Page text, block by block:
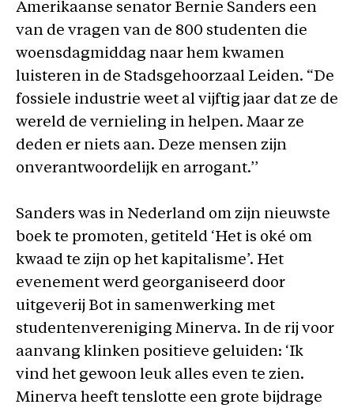
Amerikaanse senator Bernie Sanders een
van de vragen van de 800 studenten die
woensdagmiddag naar hem kwamen
luisteren in de Stadsgehoorzaal Leiden. “De
fossiele industrie weet al vijftig jaar dat ze de
wereld de vernieling in helpen. Maar ze
deden er niets aan. Deze mensen zijn
onverantwoordelijk en arrogant.’’
Sanders was in Nederland om zijn nieuwste
boek te promoten, getiteld ‘Het is oké om
kwaad te zijn op het kapitalisme’. Het
evenement werd georganiseerd door
uitgeverij Bot in samenwerking met
studentenvereniging Minerva. In de rij voor
aanvang klinken positieve geluiden: ‘Ik
vind het gewoon leuk alles even te zien.
Minerva heeft tenslotte een grote bijdrage